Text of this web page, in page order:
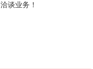
谈业务！